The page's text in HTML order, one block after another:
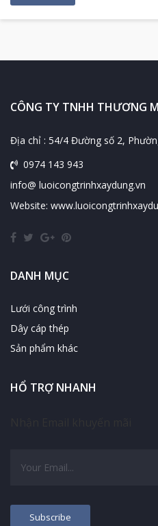
CÔNG TY TNHH THƯƠNG
Địa chỉ : 54/4 Đường số 2,
0974 143 943
info@ luoicongtrinhxaydung.vn
Website:
DANH MỤC
Lưới công trình
Dây cáp thép
Sản phẩm khác
HỔ TRỢ NHANH